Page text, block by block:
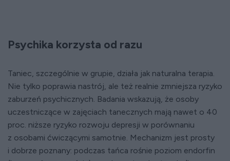
Psychika korzysta od razu
Taniec, szczególnie w grupie, działa jak naturalna terapia.
Nie tylko poprawia nastrój, ale też realnie zmniejsza ryzyko
zaburzeń psychicznych. Badania wskazują, że osoby
uczestniczące w zajęciach tanecznych mają nawet o 40
proc. niższe ryzyko rozwoju depresji w porównaniu
z osobami ćwiczącymi samotnie. Mechanizm jest prosty
i dobrze poznany: podczas tańca rośnie poziom endorfin